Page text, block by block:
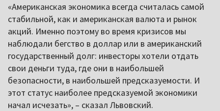
«Американская экономика всегда считалась самой
стабильной, как и американская валюта и рынок
акций. Именно поэтому во время кризисов мы
наблюдали бегство в доллар или в американский
государственный долг: инвесторы хотели отдать
свои деньги туда, где они в наибольшей
безопасности, в наибольшей предсказуемости. И
этот статус наиболее предсказуемой экономики
начал исчезать», – сказал Львовский.